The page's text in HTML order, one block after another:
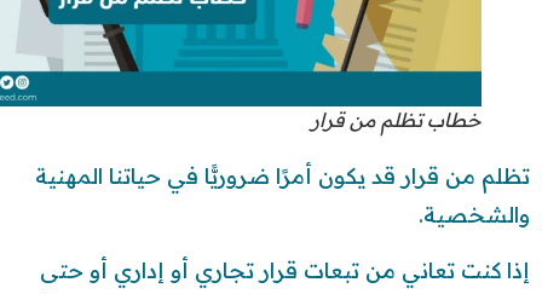
خطاب تظلم من قرار
تظلم من قرار قد يكون أمرًا ضروريًّا في حياتنا المهنية
والشخصية.
إذا كنت تعاني من تبعات قرار تجاري أو إداري أو حتى